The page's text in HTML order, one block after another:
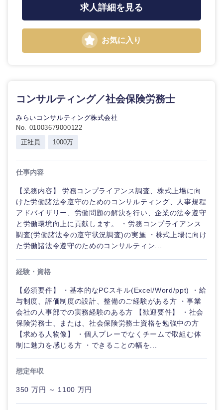
海外
求人詳細を見る
お気に入り
コンサルティング／社会保険労務士
みらいコンサルティング株式会社
No. 01003679000122
正社員
1000万
仕事内容
【業務内容】 労務コンプライアンス調査、株式上場に向
けた労働諸法令遵守のためのコンサルティング、人事規程
アドバイザリー、労働問題の解決を行い、企業の法令遵守
と労働環境向上に貢献します。 ・労務コンプライアンス
調査(労働諸法令の遵守状況調査)の実施 ・株式上場に向け
た労働諸法令遵守のためのコンサルティン...
経験・資格
【必須要件】 ・基本的なPCスキル(Excel/Word/ppt) ・給
与制度、評価制度の設計、整備のご経験がある方 ・事業
会社の人事部での実務経験のある方 【歓迎要件】 ・社会
保険労務士、または、社会保険労務士資格を勉強中の方
【求める人物像】 ・個人プレーでなくチームで取組む体
制に魅力を感じる方 ・できることの幅を...
想定年収
350 万円 ～ 1100 万円